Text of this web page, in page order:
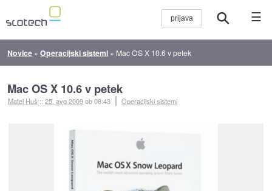
☰
Novice »Operacijski sistemi » Mac OS X 10.6 v petek
Mac OS X 10.6 v petek
Matej Huš ::25. avg 2009ob 08:43 Operacijski sistemi